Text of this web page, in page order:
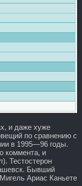
и даже хуже
по сравнению с
в 1995—96 годы.
коммента, и
Тестостерон
Бывший
Ариас Каньете